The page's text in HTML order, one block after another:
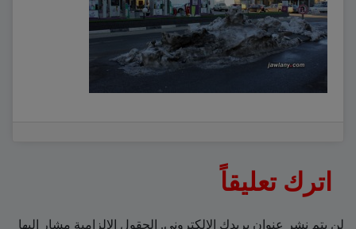
اترك تعليقاً
لن يتم نشر عنوان بريدك الإلكتروني. الحقول الإلزامية مشار إليها